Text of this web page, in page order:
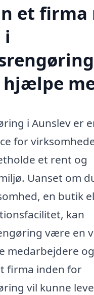
et firma
i
hjælpe
i Aunslev er
for
et rent og
Uanset om
en butik
kan
være en
medarbejdere
firma inden for
vil kunne